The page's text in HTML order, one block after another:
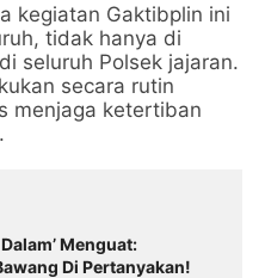
kegiatan Gaktibplin ini
tidak hanya di
seluruh Polsek jajaran.
secara rutin
menjaga ketertiban
Menguat:
Di Pertanyakan!